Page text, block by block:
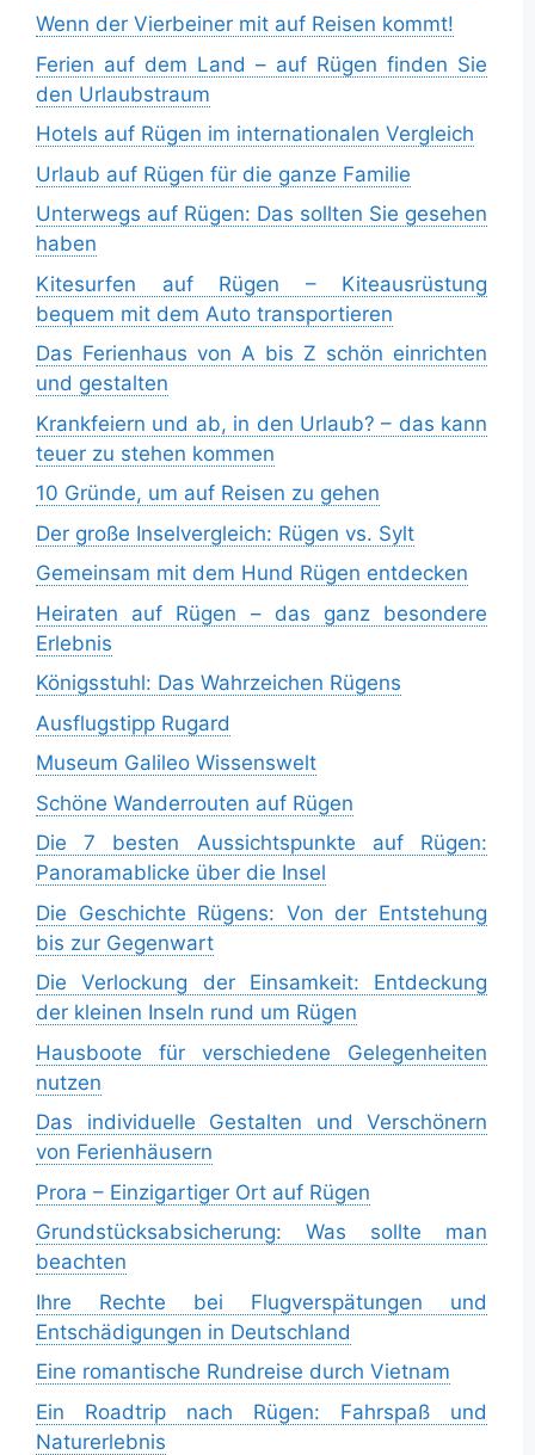
Wenn der Vierbeiner mit auf Reisen kommt!
Ferien auf dem Land – auf Rügen finden Sie
den Urlaubstraum
Hotels auf Rügen im internationalen Vergleich
Urlaub auf Rügen für die ganze Familie
Unterwegs auf Rügen: Das sollten Sie gesehen
haben
Kitesurfen auf Rügen – Kiteausrüstung
bequem mit dem Auto transportieren
Das Ferienhaus von A bis Z schön einrichten
und gestalten
Krankfeiern und ab, in den Urlaub? – das kann
teuer zu stehen kommen
10 Gründe, um auf Reisen zu gehen
Der große Inselvergleich: Rügen vs. Sylt
Gemeinsam mit dem Hund Rügen entdecken
Heiraten auf Rügen – das ganz besondere
Erlebnis
Königsstuhl: Das Wahrzeichen Rügens
Ausflugstipp Rugard
Museum Galileo Wissenswelt
Schöne Wanderrouten auf Rügen
Die 7 besten Aussichtspunkte auf Rügen:
Panoramablicke über die Insel
Die Geschichte Rügens: Von der Entstehung
bis zur Gegenwart
Die Verlockung der Einsamkeit: Entdeckung
der kleinen Inseln rund um Rügen
Hausboote für verschiedene Gelegenheiten
nutzen
Das individuelle Gestalten und Verschönern
von Ferienhäusern
Prora – Einzigartiger Ort auf Rügen
Grundstücksabsicherung: Was sollte man
beachten
Ihre Rechte bei Flugverspätungen und
Entschädigungen in Deutschland
Eine romantische Rundreise durch Vietnam
Ein Roadtrip nach Rügen: Fahrspaß und
Naturerlebnis